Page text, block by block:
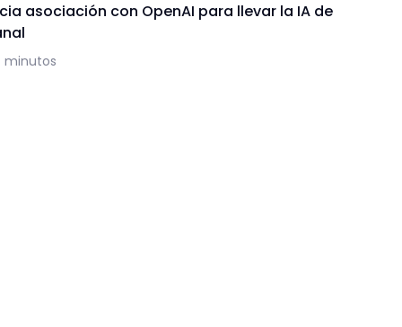
asociación con OpenAI para llevar la IA de
minutos